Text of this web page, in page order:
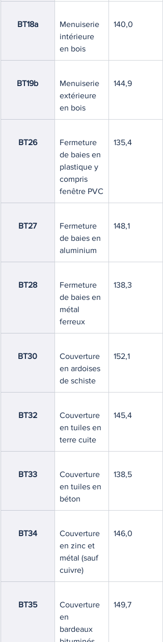
BT18a
Menuiserie
intérieure
en bois
140,0
BT19b
Menuiserie
extérieure
en bois
144,9
BT26
Fermeture
de baies en
plastique y
compris
fenêtre PVC
135,4
BT27
Fermeture
de baies en
aluminium
148,1
BT28
Fermeture
de baies en
métal
ferreux
138,3
BT30
Couverture
en ardoises
de schiste
152,1
BT32
Couverture
en tuiles en
terre cuite
145,4
BT33
Couverture
en tuiles en
béton
138,5
BT34
Couverture
en zinc et
métal (sauf
cuivre)
146,0
BT35
Couverture
en
bardeaux
149,7